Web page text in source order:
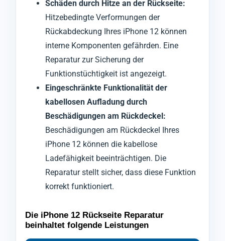
Schäden durch Hitze an der Rückseite:
Hitzebedingte Verformungen der
Rückabdeckung Ihres iPhone 12 können
interne Komponenten gefährden. Eine
Reparatur zur Sicherung der
Funktionstüchtigkeit ist angezeigt.
Eingeschränkte Funktionalität der
kabellosen Aufladung durch
Beschädigungen am Rückdeckel:
Beschädigungen am Rückdeckel Ihres
iPhone 12 können die kabellose
Ladefähigkeit beeinträchtigen. Die
Reparatur stellt sicher, dass diese Funktion
korrekt funktioniert.
Die iPhone 12 Rückseite Reparatur
beinhaltet folgende Leistungen